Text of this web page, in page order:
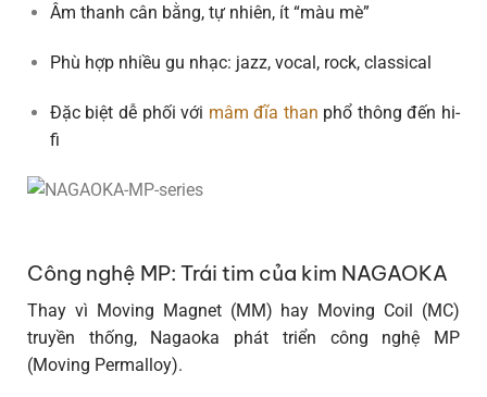
Âm thanh cân bằng, tự nhiên, ít “màu mè”
Phù hợp nhiều gu nhạc: jazz, vocal, rock, classical
Đặc biệt dễ phối với mâm đĩa than phổ thông đến hi-
fi
Công nghệ MP: Trái tim của kim NAGAOKA
Thay vì Moving Magnet (MM) hay Moving Coil (MC)
truyền thống, Nagaoka phát triển công nghệ MP
(Moving Permalloy).